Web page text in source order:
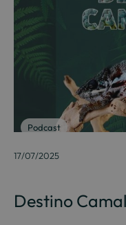
Podcast
17/07/2025
Destino